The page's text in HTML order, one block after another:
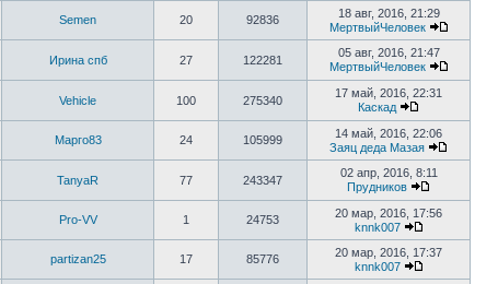
Semen 20 92836
18 авг, 2016, 21:29
МертвыйЧеловек
Ирина спб 27 122281
05 авг, 2016, 21:47
МертвыйЧеловек
Vehicle 100 275340
17 май, 2016, 22:31
Каскад
Марго83 24 105999
14 май, 2016, 22:06
Заяц деда Мазая
TanyaR 77 243347
02 апр, 2016, 8:11
Прудников
Pro-VV 1 24753
20 мар, 2016, 17:56
knnk007
partizan25 17 85776
20 мар, 2016, 17:37
knnk007